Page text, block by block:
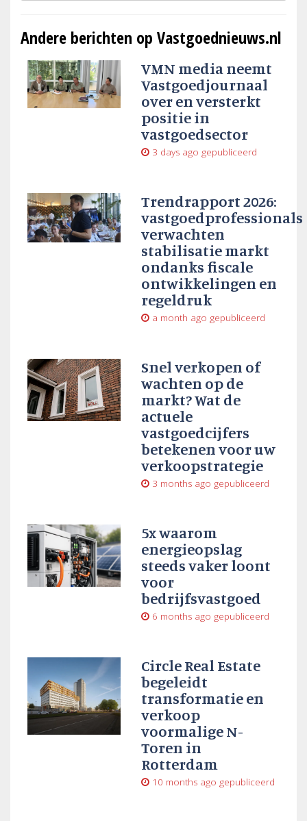
Andere berichten op Vastgoednieuws.nl
VMN media neemt
Vastgoedjournaal
over en versterkt
positie in
vastgoedsector
3 days ago gepubliceerd
Trendrapport 2026:
vastgoedprofessionals
verwachten
stabilisatie markt
ondanks fiscale
ontwikkelingen en
regeldruk
a month ago gepubliceerd
Snel verkopen of
wachten op de
markt? Wat de
actuele
vastgoedcijfers
betekenen voor uw
verkoopstrategie
3 months ago gepubliceerd
5x waarom
energieopslag
steeds vaker loont
voor
bedrijfsvastgoed
6 months ago gepubliceerd
Circle Real Estate
begeleidt
transformatie en
verkoop
voormalige N-
Toren in
Rotterdam
10 months ago gepubliceerd